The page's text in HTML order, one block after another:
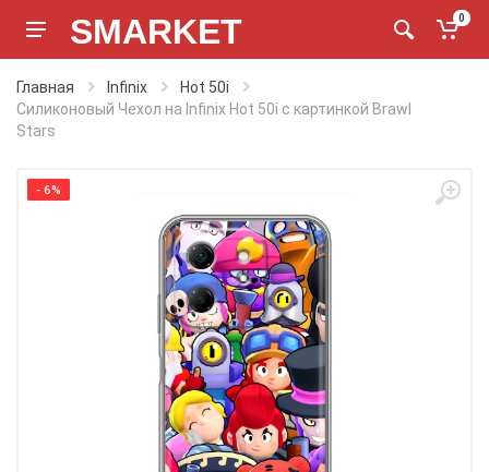
SMARKET 0
Главная Infinix
Hot 50i
Силиконовый Чехол на Infinix Hot 50i с картинкой Brawl
Stars
- 6%